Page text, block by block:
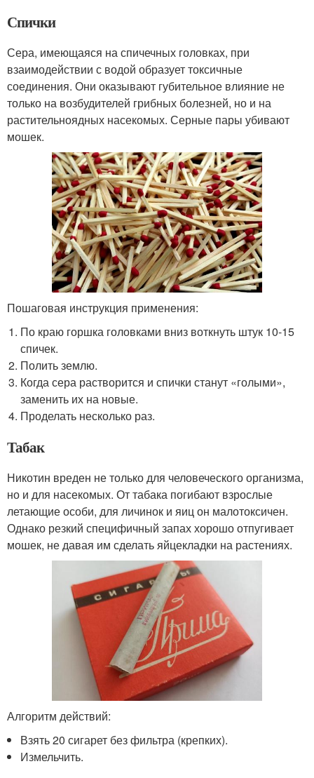
Спички
Сера, имеющаяся на спичечных головках, при
взаимодействии с водой образует токсичные
соединения. Они оказывают губительное влияние не
только на возбудителей грибных болезней, но и на
растительноядных насекомых. Серные пары убивают
мошек.
Пошаговая инструкция применения:
По краю горшка головками вниз воткнуть штук 10-15
спичек.
Полить землю.
Когда сера растворится и спички станут «голыми»,
заменить их на новые.
Проделать несколько раз.
Табак
Никотин вреден не только для человеческого организма,
но и для насекомых. От табака погибают взрослые
летающие особи, для личинок и яиц он малотоксичен.
Однако резкий специфичный запах хорошо отпугивает
мошек, не давая им сделать яйцекладки на растениях.
Алгоритм действий:
Взять 20 сигарет без фильтра (крепких).
Измельчить.